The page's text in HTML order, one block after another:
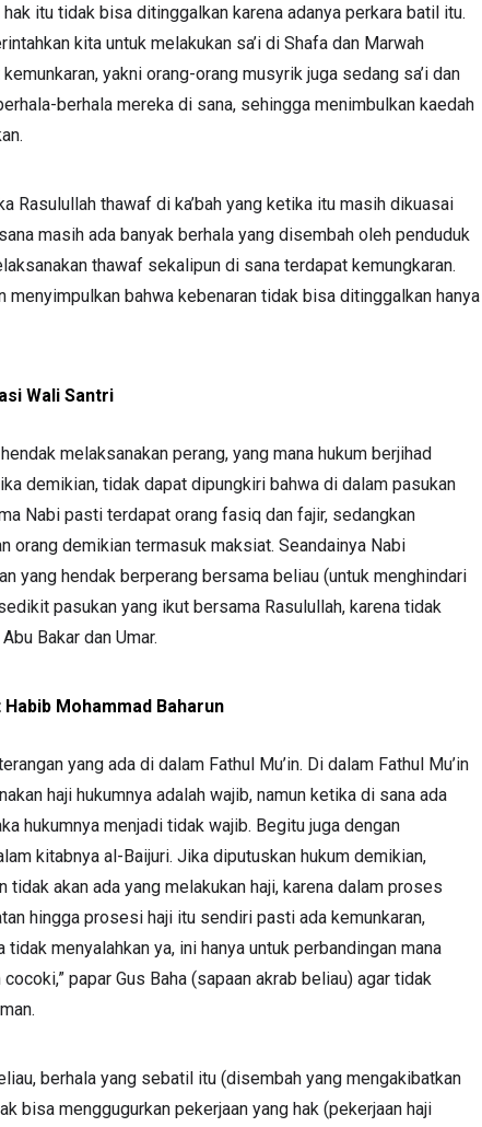
itu tidak bisa ditinggalkan karena adanya perkara batil itu.
kita untuk melakukan sa’i di Shafa dan Marwah
yakni orang-orang musyrik juga sedang sa’i dan
berhala mereka di sana, sehingga menimbulkan kaedah
Rasulullah thawaf di ka’bah yang ketika itu masih dikuasai
masih ada banyak berhala yang disembah oleh penduduk
thawaf sekalipun di sana terdapat kemungkaran.
menyimpulkan bahwa kebenaran tidak bisa ditinggalkan hanya
Wali Santri
melaksanakan perang, yang mana hukum berjihad
demikian, tidak dapat dipungkiri bahwa di dalam pasukan
Nabi pasti terdapat orang fasiq dan fajir, sedangkan
orang demikian termasuk maksiat. Seandainya Nabi
yang hendak berperang bersama beliau (untuk menghindari
pasukan yang ikut bersama Rasulullah, karena tidak
Bakar dan Umar.
Habib Mohammad Baharun
yang ada di dalam Fathul Mu’in. Di dalam Fathul Mu’in
haji hukumnya adalah wajib, namun ketika di sana ada
hukumnya menjadi tidak wajib. Begitu juga dengan
kitabnya al-Baijuri. Jika diputuskan hukum demikian,
tidak akan ada yang melakukan haji, karena dalam proses
hingga prosesi haji itu sendiri pasti ada kemunkaran,
tidak menyalahkan ya, ini hanya untuk perbandingan mana
papar Gus Baha (sapaan akrab beliau) agar tidak
berhala yang sebatil itu (disembah yang mengakibatkan
bisa menggugurkan pekerjaan yang hak (pekerjaan haji